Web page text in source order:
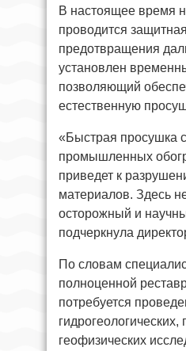
В настоящее время
проводится
предотвращения
установлен
позволяющий
естественную
«Быстрая просушка
промышленных
приведет к
материалов. Здесь
осторожный и
подчеркнула
По словам
полноценной
потребуется
гидрогеологических,
геофизических